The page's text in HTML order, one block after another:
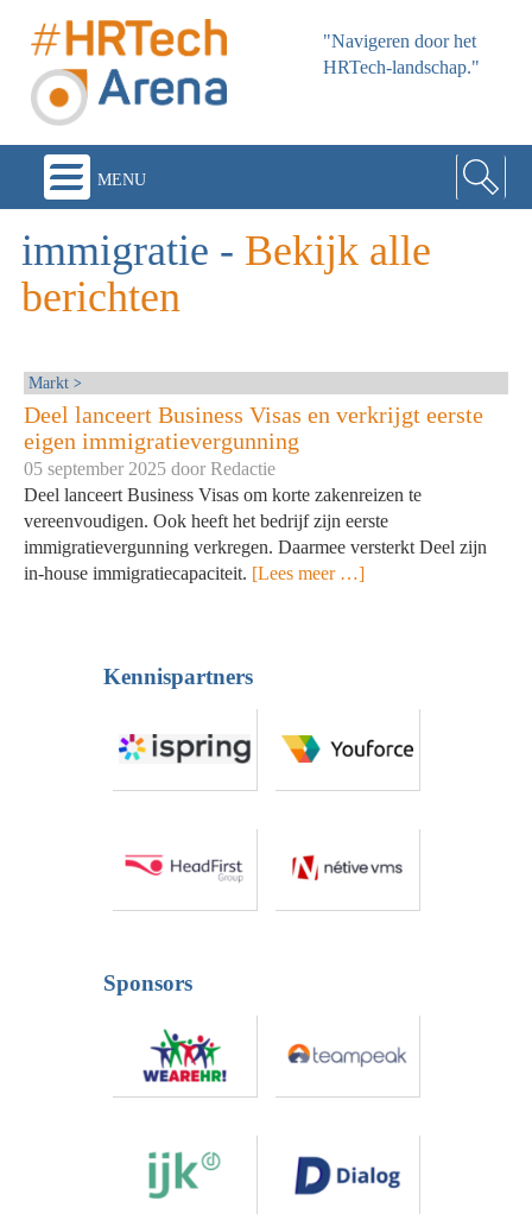
"Navigeren door het
HRTech-landschap."
menu
immigratie - Bekijk alle
berichten
Markt
Deel lanceert Business Visas en verkrijgt eerste
eigen immigratievergunning
05 september 2025 doorRedactie
Deel lanceert Business Visas om korte zakenreizen te
vereenvoudigen. Ook heeft het bedrijf zijn eerste
immigratievergunning verkregen. Daarmee versterkt Deel zijn
in-house immigratiecapaciteit. [Lees meer …]
Kennispartners
Sponsors